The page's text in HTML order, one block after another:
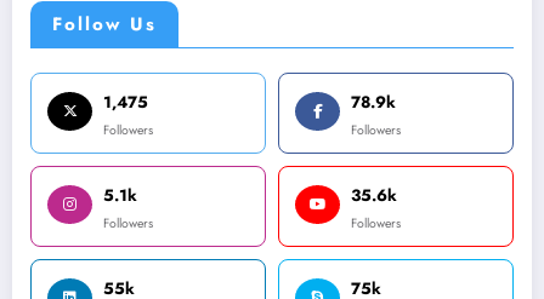
Follow Us
1,475
Followers
78.9k
Followers
5.1k
Followers
35.6k
Followers
55k 75k